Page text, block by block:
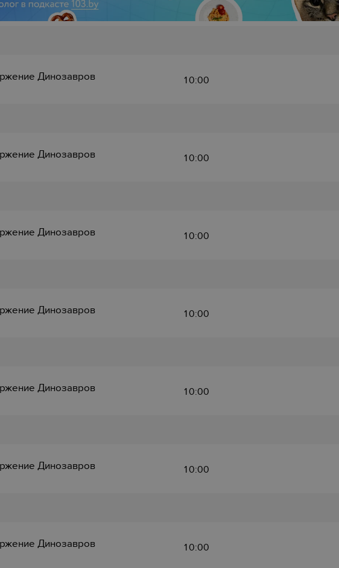
Динозавров 10:00
Динозавров 10:00
Динозавров 10:00
Динозавров 10:00
Динозавров 10:00
Динозавров 10:00
Динозавров 10:00